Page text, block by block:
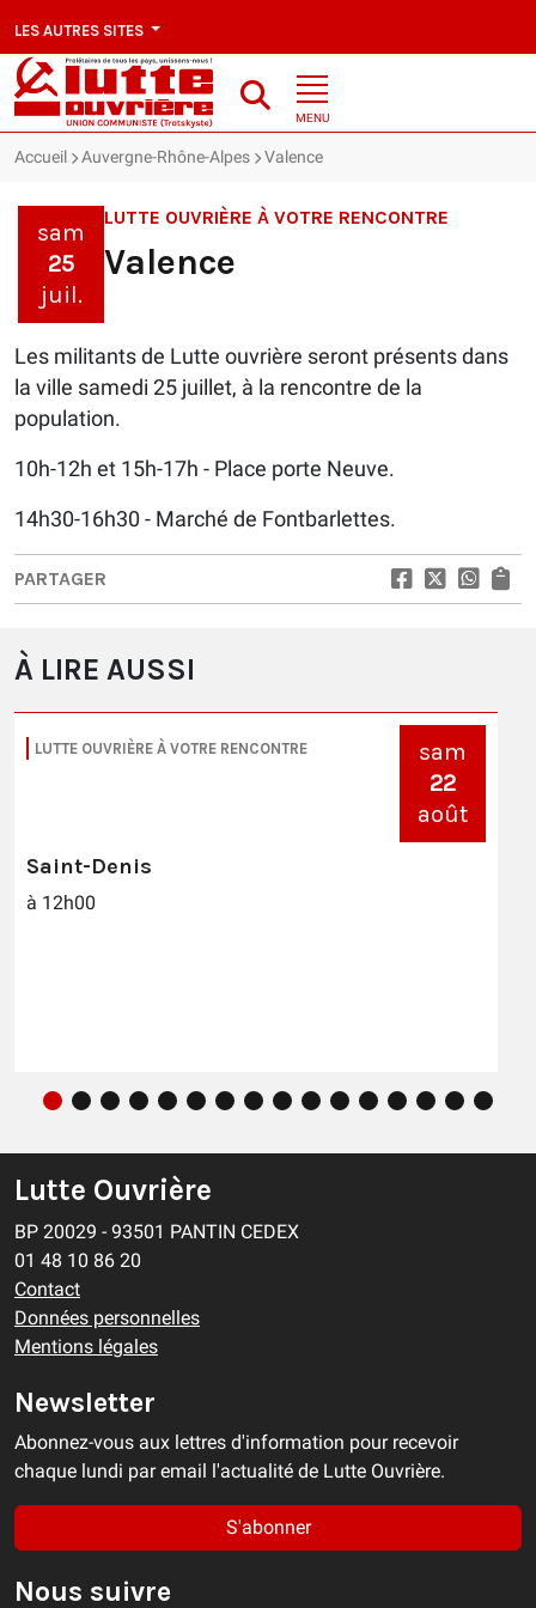
LES AUTRES SITES
MENU
Accueil Auvergne-Rhône-Alpes Valence
sam
25
juil.
LUTTE OUVRIÈRE À VOTRE RENCONTRE
Valence
Les militants de Lutte ouvrière seront présents dans
la ville samedi 25 juillet, à la rencontre de la
population.
10h-12h et 15h-17h - Place porte Neuve.
14h30-16h30 - Marché de Fontbarlettes.
PARTAGER
À LIRE AUSSI
LUTTE OUVRIÈRE À VOTRE RENCONTRE
sam
22
août
Saint-Denis
à 12h00
Lutte Ouvrière
BP 20029 - 93501 PANTIN CEDEX
01 48 10 86 20
Contact
Données personnelles
Mentions légales
Newsletter
Abonnez-vous aux lettres d'information pour recevoir
chaque lundi par email l'actualité de Lutte Ouvrière.
S'abonner
Nous suivre